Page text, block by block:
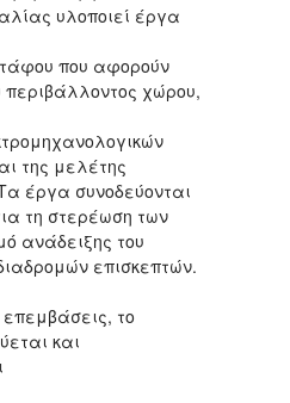
υλοποιεί έργα
που αφορούν
χώρου,
της μελέτης
έργα συνοδεύονται
τη στερέωση των
ανάδειξης του
επισκεπτών.
το
και